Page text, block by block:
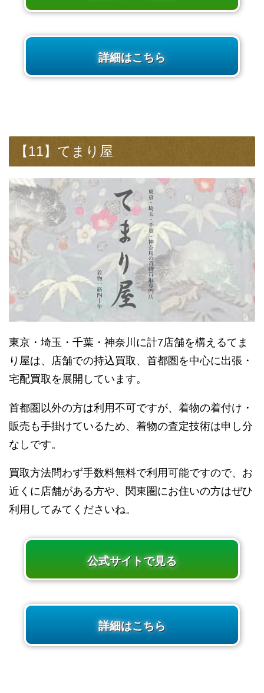
詳細はこちら
【11】てまり屋
東京・埼玉・千葉・神奈川に計7店舗を構えるてま
り屋は、店舗での持込買取、首都圏を中心に出張・
宅配買取を展開しています。
首都圏以外の方は利用不可ですが、着物の着付け・
販売も手掛けているため、着物の査定技術は申し分
なしです。
買取方法問わず手数料無料で利用可能ですので、お
近くに店舗がある方や、関東圏にお住いの方はぜひ
利用してみてくださいね。
公式サイトで見る
詳細はこちら